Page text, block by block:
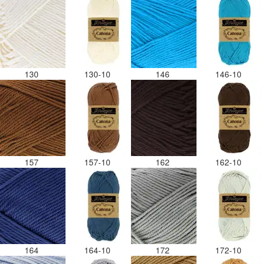
130 130-10 146 146-10
157 157-10 162 162-10
164 164-10 172 172-10